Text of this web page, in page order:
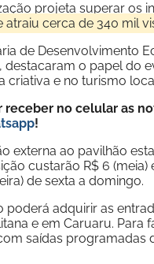
projeta superar os
atraiu cerca de 340 mil
de Desenvolvimento
destacaram o papel do
criativa e no turismo
receber no celular as
!
externa ao pavilhão
custarão R$ 6 (meia)
de sexta a domingo.
poderá adquirir as
e em Caruaru.
saídas programadas